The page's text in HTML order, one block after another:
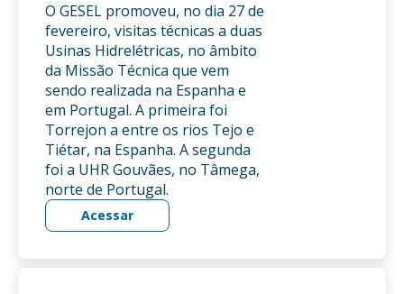
O GESEL promoveu, no dia 27 de
fevereiro, visitas técnicas a duas
Usinas Hidrelétricas, no âmbito
da Missão Técnica que vem
sendo realizada na Espanha e
em Portugal. A primeira foi
Torrejon a entre os rios Tejo e
Tiétar, na Espanha. A segunda
foi a UHR Gouvães, no Tâmega,
norte de Portugal.
Acessar